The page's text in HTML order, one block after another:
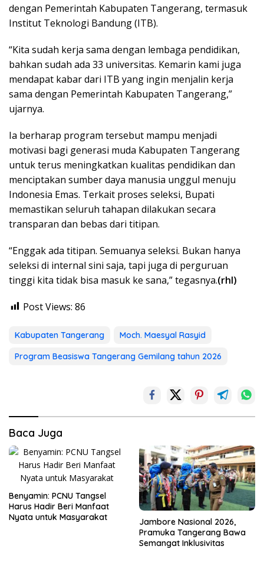
dengan Pemerintah Kabupaten Tangerang, termasuk
Institut Teknologi Bandung (ITB).
“Kita sudah kerja sama dengan lembaga pendidikan,
bahkan sudah ada 33 universitas. Kemarin kami juga
mendapat kabar dari ITB yang ingin menjalin kerja
sama dengan Pemerintah Kabupaten Tangerang,”
ujarnya.
Ia berharap program tersebut mampu menjadi
motivasi bagi generasi muda Kabupaten Tangerang
untuk terus meningkatkan kualitas pendidikan dan
menciptakan sumber daya manusia unggul menuju
Indonesia Emas. Terkait proses seleksi, Bupati
memastikan seluruh tahapan dilakukan secara
transparan dan bebas dari titipan.
“Enggak ada titipan. Semuanya seleksi. Bukan hanya
seleksi di internal sini saja, tapi juga di perguruan
tinggi kita tidak bisa masuk ke sana,” tegasnya.(rhl)
Post Views: 86
Kabupaten Tangerang
Moch. Maesyal Rasyid
Program Beasiswa Tangerang Gemilang tahun 2026
Baca Juga
Benyamin: PCNU Tangsel
Harus Hadir Beri Manfaat
Nyata untuk Masyarakat
Jambore Nasional 2026,
Pramuka Tangerang Bawa
Semangat Inklusivitas